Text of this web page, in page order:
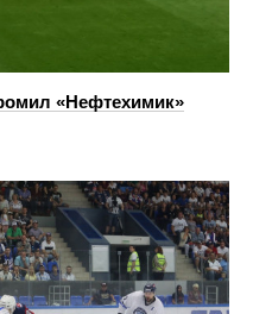
«Нефтехимик»